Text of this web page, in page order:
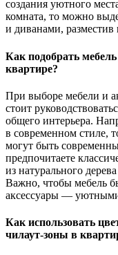
создания уютного
комната, то можно
и диванами, разместив
Как подобрать
квартире?
При выборе мебели и
стоит
общего интерьера.
в современном стиле,
могут быть
предпочитаете
из натурального
Важно, чтобы мебель
аксессуары —
Как использовать
чилаут-зоны в